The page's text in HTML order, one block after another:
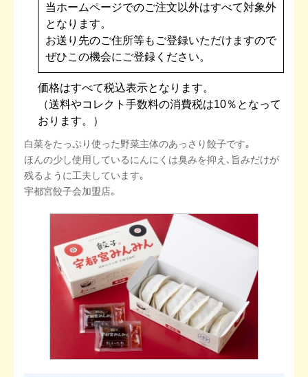
当ホームページでのご注文以外はすべて対象外
となります。
お送り先のご住所等もご登録いただけますので
ぜひこの機会にご登録ください。
価格はすべて税込表示となります。
（送料やコレクト手数料の消費税は10％となって
おります。）
白菜をたっぷり使った野菜主体のあっさり餃子です｡
ほんの少し使用しているにんにくは臭みを抑え､旨みだけが
残るように工夫しています｡
宇都宮餃子会加盟店｡